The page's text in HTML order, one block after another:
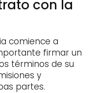
con la
comience a
firmar un
términos de su
y
partes.